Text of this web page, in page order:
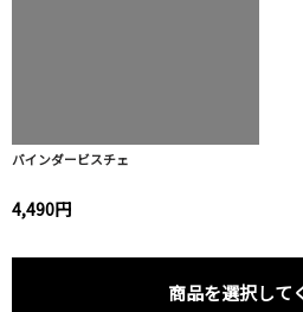
バインダービスチェ
4,490円
商品を選択して